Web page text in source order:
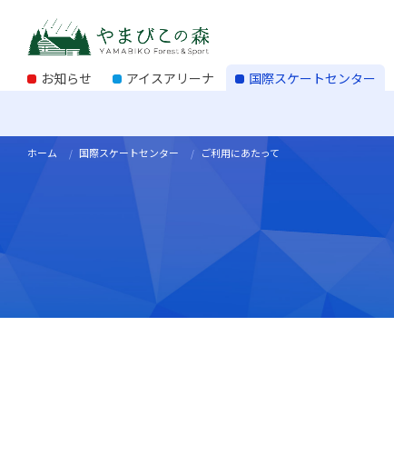
お知らせ アイスアリーナ
国際スケートセンター
ホーム 国際スケートセンター ご利用にあたって